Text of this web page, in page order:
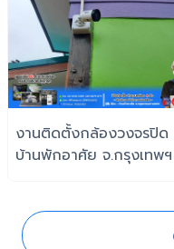
งานติดตั้งกล้องวงจรปิด
บ้านพักอาศัย จ.กรุงเทพฯ